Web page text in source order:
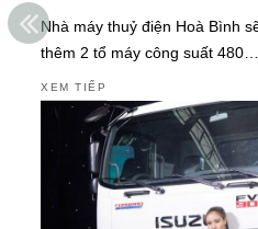
Nhà máy thuỷ điện Hoà Bình
thêm 2 tổ máy công suất 480…
XEM TIẾP